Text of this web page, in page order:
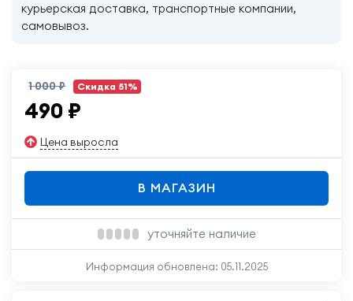
курьерская доставка, транспортные компании,
самовывоз.
1 000 ₽ Скидка 51%
490 ₽
Цена выросла
В МАГАЗИН
уточняйте наличие
Информация обновлена: 05.11.2025